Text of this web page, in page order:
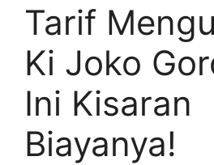
Tarif
Ki Joko
Ini Kisaran
Biayanya!